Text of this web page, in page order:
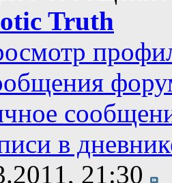
Truth
в
21:30